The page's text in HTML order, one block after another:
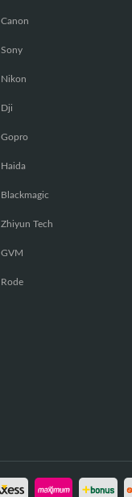
Canon
Sony
Nikon
Dji
Gopro
Haida
Blackmagic
Zhiyun Tech
GVM
Rode